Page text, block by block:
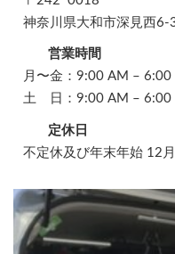
神奈川県大和市深見西6-
営業時間
月〜金：9:00 AM – 6:00
土 日：9:00 AM – 6:00
定休日
不定休及び年末年始 12